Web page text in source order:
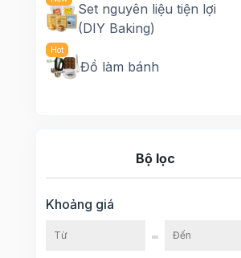
Set nguyên liệu tiện lợi
(DIY Baking)
Đồ làm bánh
Bộ lọc
Khoảng giá